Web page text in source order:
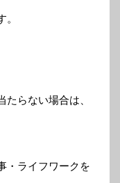
らない場合は、
・ライフワークを